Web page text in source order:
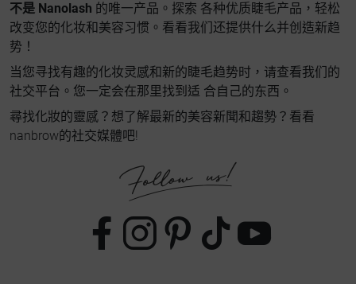
不是 Nanolash 的唯一产品。探索 各种优质睫毛产品，轻松
改变您的化妆和美容习惯。看看我们还提供什么并创造新趋
势！
当您寻找有趣的化妆灵感和新的睫毛趋势时，请查看我们的
社交平台。您一定会在那里找到适 合自己的东西。
尋找化妝的靈感？想了解最新的美容新聞和趨勢？看看
nanbrow的社交媒體吧!